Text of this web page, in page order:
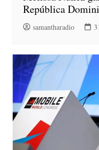
República
samantharadio